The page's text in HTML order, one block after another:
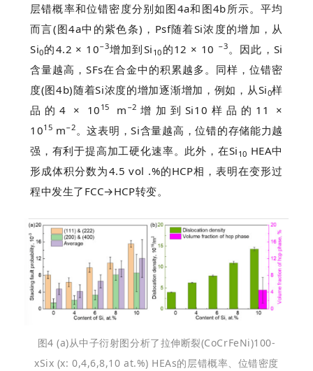
层错概率和位错密度分别如图4a和图4b所示。平均
而言(图4a中的紫色条)，Psf随着Si浓度的增加，从
Si0的4.2 × 10−3增加到Si 10 的12 × 10 −3 。因此，Si
含量越高，SFs在合金中的积累越多。同样，位错密
度(图4b)随着Si浓度的增加逐渐增加，例如，从Si0样
品的4 × 10 15 m −2 增加到Si10样品的11 ×
1015 m−2 。这表明，Si含量越高，位错的存储能力越
强，有利于提高加工硬化速率。此外，在Si 10 HEA中
形成体积分数为4.5 vol .%的HCP相，表明在变形过
程中发生了FCC→HCP转变。
图4 (a)从中子衍射图分析了拉伸断裂(CoCrFeNi)100-
xSix (x: 0,4,6,8,10 at.%) HEAs的层错概率、位错密度